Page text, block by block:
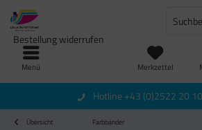
Menü Merkzettel
Bestellung widerrufen
Hotline +43 (0)2522 20
Übersicht Farbbänder